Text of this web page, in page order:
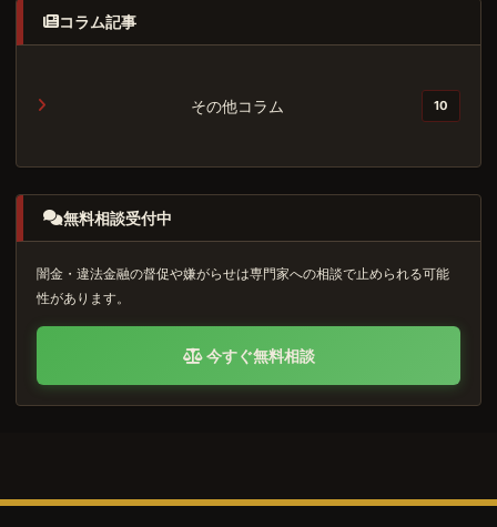
コラム記事
その他コラム 10
無料相談受付中
闇金・違法金融の督促や嫌がらせは専門家への相談で止められる可能
性があります。
今すぐ無料相談